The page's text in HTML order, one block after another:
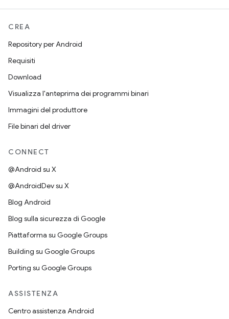
CREA
Repository per Android
Requisiti
Download
Visualizza l'anteprima dei programmi binari
Immagini del produttore
File binari del driver
CONNECT
@Android su X
@AndroidDev su X
Blog Android
Blog sulla sicurezza di Google
Piattaforma su Google Groups
Building su Google Groups
Porting su Google Groups
ASSISTENZA
Centro assistenza Android